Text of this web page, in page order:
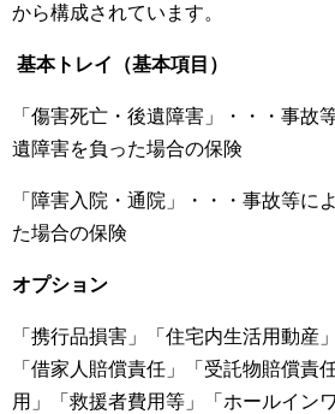
から構成されています。
基本トレイ（基本項目）
「傷害死亡・後遺障害」・・・事故
遺障害を負った場合の保険
「障害入院・通院」・・・事故等に
た場合の保険
オプション
「携行品損害」「住宅内生活用動産
「借家人賠償責任」「受託物賠償責
用」「救援者費用等」「ホールイン